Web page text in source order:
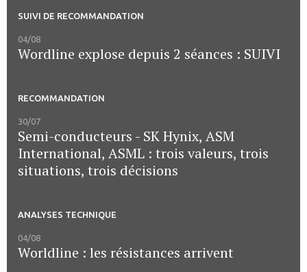
SUIVI DE RECOMMANDATION
04/08
Wordline explose depuis 2 séances : SUIVI
RECOMMANDATION
30/07
Semi-conducteurs - SK Hynix, ASM
International, ASML : trois valeurs, trois
situations, trois décisions
ANALYSES TECHNIQUE
04/08
Worldline : les résistances arrivent